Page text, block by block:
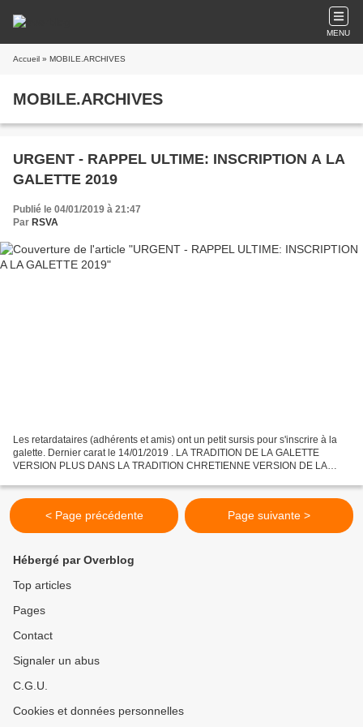
MENU
Accueil » MOBILE.ARCHIVES
MOBILE.ARCHIVES
URGENT - RAPPEL ULTIME: INSCRIPTION A LA
GALETTE 2019
Publié le 04/01/2019 à 21:47
Par RSVA
Les retardataires (adhérents et amis) ont un petit sursis pour s'inscrire à la
galette. Dernier carat le 14/01/2019 . LA TRADITION DE LA GALETTE
VERSION PLUS DANS LA TRADITION CHRETIENNE VERSION DE LA
< Page précédente Page suivante >
Hébergé par Overblog
Top articles
Pages
Contact
Signaler un abus
C.G.U.
Cookies et données personnelles